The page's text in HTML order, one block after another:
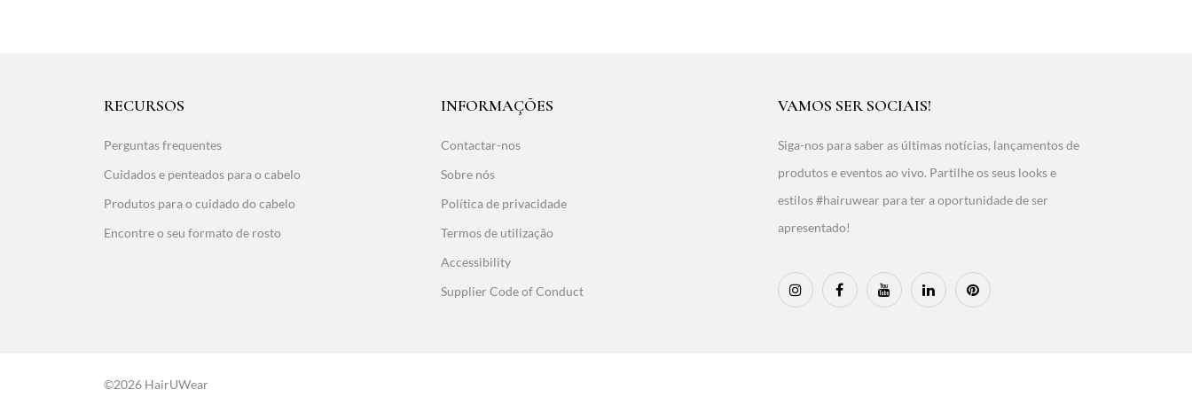
RECURSOS
Perguntas frequentes
Cuidados e penteados para o cabelo
Produtos para o cuidado do cabelo
Encontre o seu formato de rosto
INFORMAÇÕES
Contactar-nos
Sobre nós
Política de privacidade
Termos de utilização
Accessibility
Supplier Code of Conduct
VAMOS SER SOCIAIS!
Siga-nos para saber as últimas notícias, lançamentos de
produtos e eventos ao vivo. Partilhe os seus looks e
estilos #hairuwear para ter a oportunidade de ser
apresentado!
©2026 HairUWear